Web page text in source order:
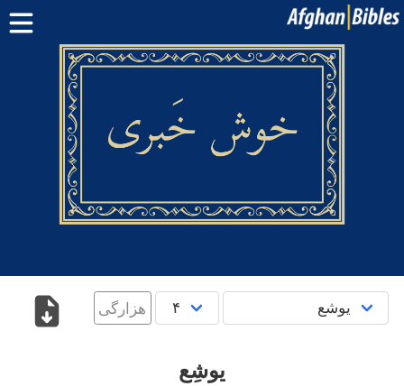
صفحه اصلی
کتاب مقدس دری کتاب مقدس پشتو
بلوچی · هزارگی · ترکمنی
هزارگی‎‎
یوشِع